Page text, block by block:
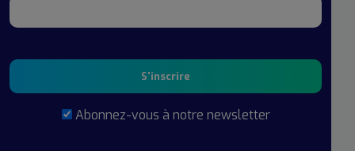
S'inscrire
Abonnez-vous à notre newsletter